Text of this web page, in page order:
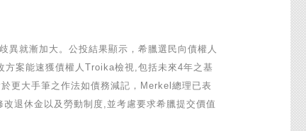
就漸加大。公投結果顯示，希臘選民向債權人
方案能速獲債權人Troika檢視,包括未來4年之基
更大手筆之作法如債務減記，Merkel總理已表
退休金以及勞動制度,並考慮要求希臘提交價值